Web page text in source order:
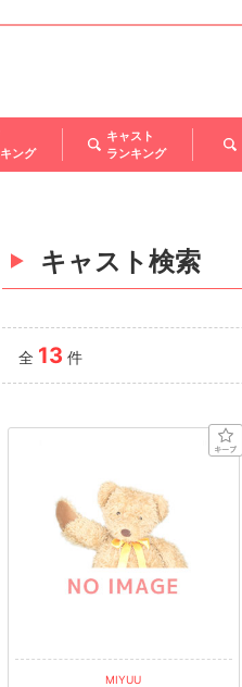
ング
キャスト
ランキング
キャスト検索
全 13 件
MIYUU